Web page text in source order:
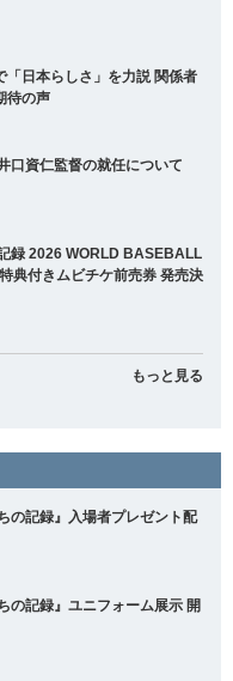
「日本らしさ」を力説 関係者
待の声
口資仁監督の就任について
録 2026 WORLD BASEBALL
典付きムビチケ前売券 発売決
もっと見る
の記録』入場者プレゼント配
の記録』ユニフォーム展示 開